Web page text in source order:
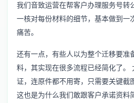
我们音致运营在帮客户办理服务号转
一核对每份材料的细节，基本做到一
痛苦。
还有一点，有些人以为整个迁移要准
料，其实现在很多流程已经简化了。
证，连原件都不用寄，只需要关键截
这也是为什么我们敢跟客户承诺资料